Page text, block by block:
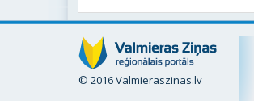
© 2016 Valmieraszinas.lv